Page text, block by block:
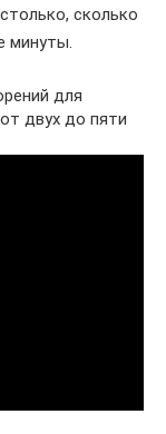
сколько
минуты.
для
двух до пяти